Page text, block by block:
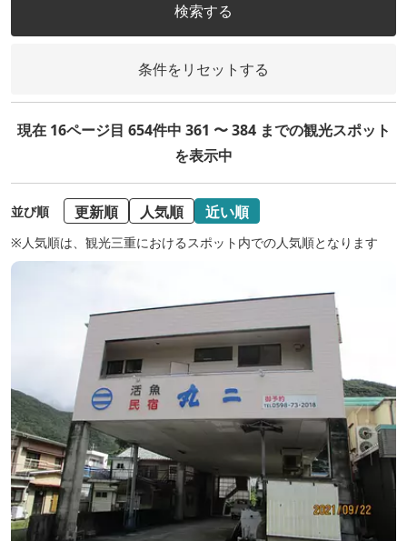
検索する
条件をリセットする
現在 16ページ目 654件中 361 〜 384 までの観光スポット
を表示中
並び順 更新順 人気順 近い順
※人気順は、観光三重におけるスポット内での人気順となります